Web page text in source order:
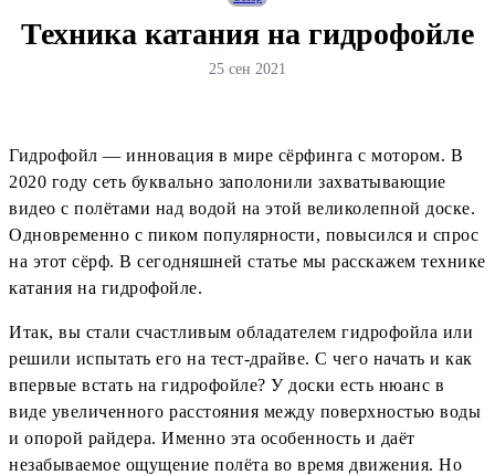
Техника катания на гидрофойле
25 сен 2021
Гидрофойл — инновация в мире сёрфинга с мотором. В
2020 году сеть буквально заполонили захватывающие
видео с полётами над водой на этой великолепной доске.
Одновременно с пиком популярности, повысился и спрос
на этот сёрф. В сегодняшней статье мы расскажем технике
катания на гидрофойле.
Итак, вы стали счастливым обладателем гидрофойла или
решили испытать его на тест-драйве. С чего начать и как
впервые встать на гидрофойле? У доски есть нюанс в
виде увеличенного расстояния между поверхностью воды
и опорой райдера. Именно эта особенность и даёт
незабываемое ощущение полёта во время движения. Но